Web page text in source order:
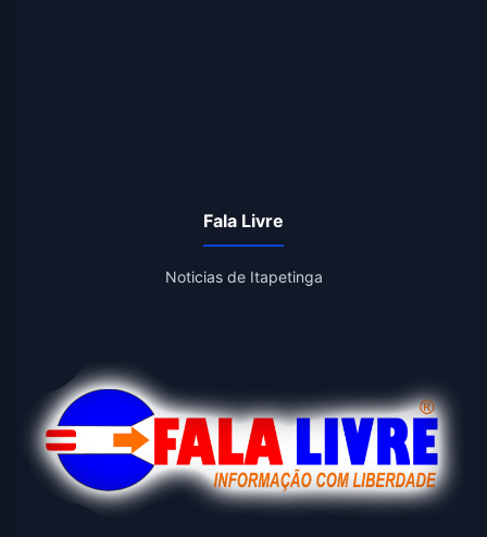
Fala Livre
Noticias de Itapetinga